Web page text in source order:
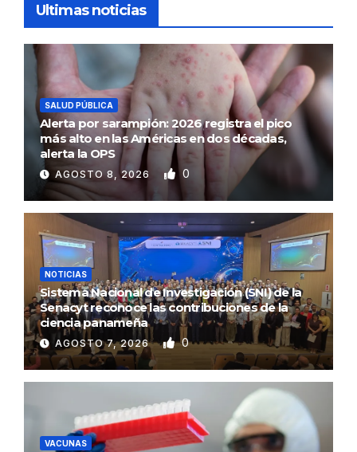
Ultimas noticias
SALUD PÚBLICA
Alerta por sarampión: 2026 registra el pico
más alto en las Américas en dos décadas,
alerta la OPS
AGOSTO 8, 2026 0
NOTICIAS
Sistema Nacional de Investigación (SNI) de la
Senacyt reconoce las contribuciones de la
ciencia panameña
AGOSTO 7, 2026 0
VACUNAS